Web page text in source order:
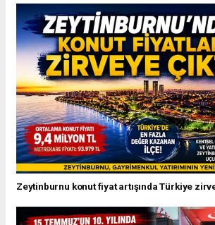
Zeytinburnu konut fiyat artışında Türkiye